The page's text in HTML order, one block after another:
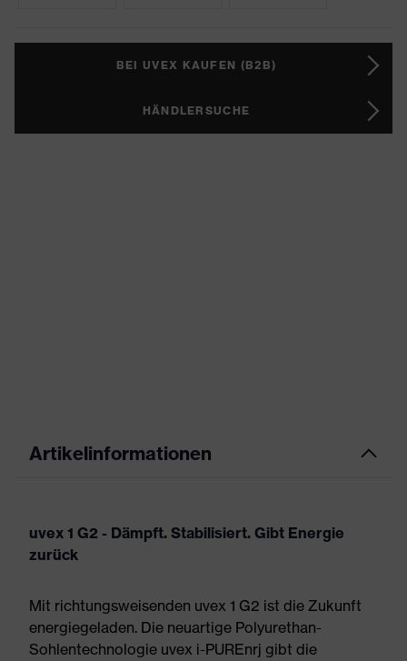
BEI UVEX KAUFEN (B2B)
HÄNDLERSUCHE
Artikelinformationen
uvex 1 G2 - Dämpft. Stabilisiert. Gibt Energie
zurück
Mit richtungsweisenden uvex 1 G2 ist die Zukunft
energiegeladen. Die neuartige Polyurethan-
Sohlentechnologie uvex i-PUREnrj gibt die